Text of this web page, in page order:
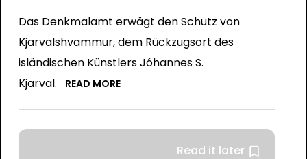
Das Denkmalamt erwägt den Schutz von
Kjarvalshvammur, dem Rückzugsort des
isländischen Künstlers Jóhannes S.
Kjarval.
READ MORE
Read it later